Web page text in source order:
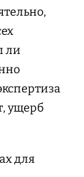
ли
ущерб
для